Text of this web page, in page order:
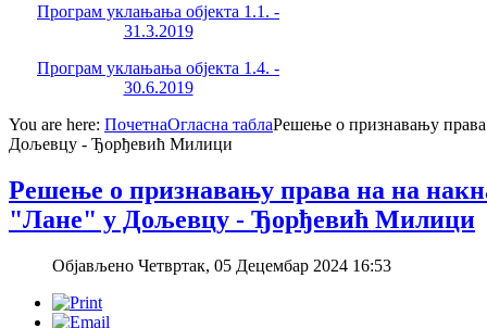
Програм уклањања објекта 1.1. -
31.3.2019
Програм уклањања објекта 1.4. -
30.6.2019
You are here: ПочетнаОгласна таблаРешење о признавању
Дољевцу - Ђорђевић Милици
Решење о признавању права на на
"Лане" у Дољевцу - Ђорђевић Милици
Објављено Четвртак, 05 Децембар 2024 16:53